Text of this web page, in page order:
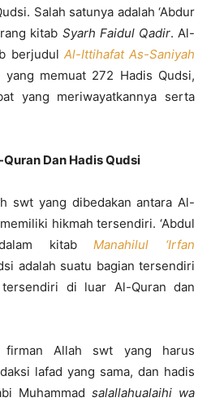
Salah satunya adalah ‘Abdur
kitab Syarh Faidul Qadir. Al-
berjudul Al-Ittihafat As-Saniyah
yang memuat 272 Hadis Qudsi,
yang meriwayatkannya serta
Dan Hadis Qudsi
swt yang dibedakan antara Al-
hikmah tersendiri. ‘Abdul
dalam kitabManahilul ‘Irfan
adalah suatu bagian tersendiri
di luar Al-Quran dan
firman Allah swt yang harus
lafad yang sama, dan hadis
Muhammad salallahualaihi wa